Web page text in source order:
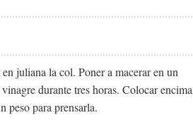
juliana la col. Poner a macerar en un
durante tres horas. Colocar encima
peso para prensarla.